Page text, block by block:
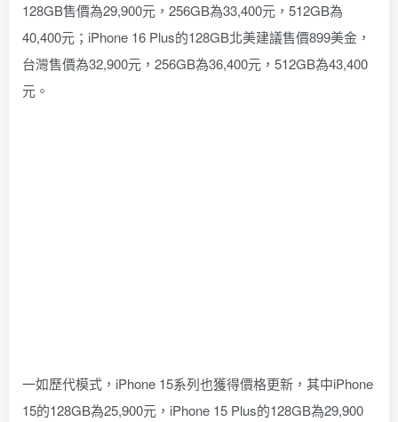
128GB售價為29,900元，256GB為33,400元，512GB為
40,400元；iPhone 16 Plus的128GB北美建議售價899美金，
台灣售價為32,900元，256GB為36,400元，512GB為43,400
元。
一如歷代模式，iPhone 15系列也獲得價格更新，其中iPhone
15的128GB為25,900元，iPhone 15 Plus的128GB為29,900